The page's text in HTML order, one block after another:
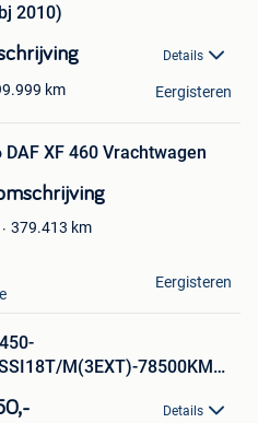
2010)
Details
km Eergisteren
DAF XF 460 Vrachtwagen
379.413 km
Eergisteren
M(3EXT)-78500KM
Details